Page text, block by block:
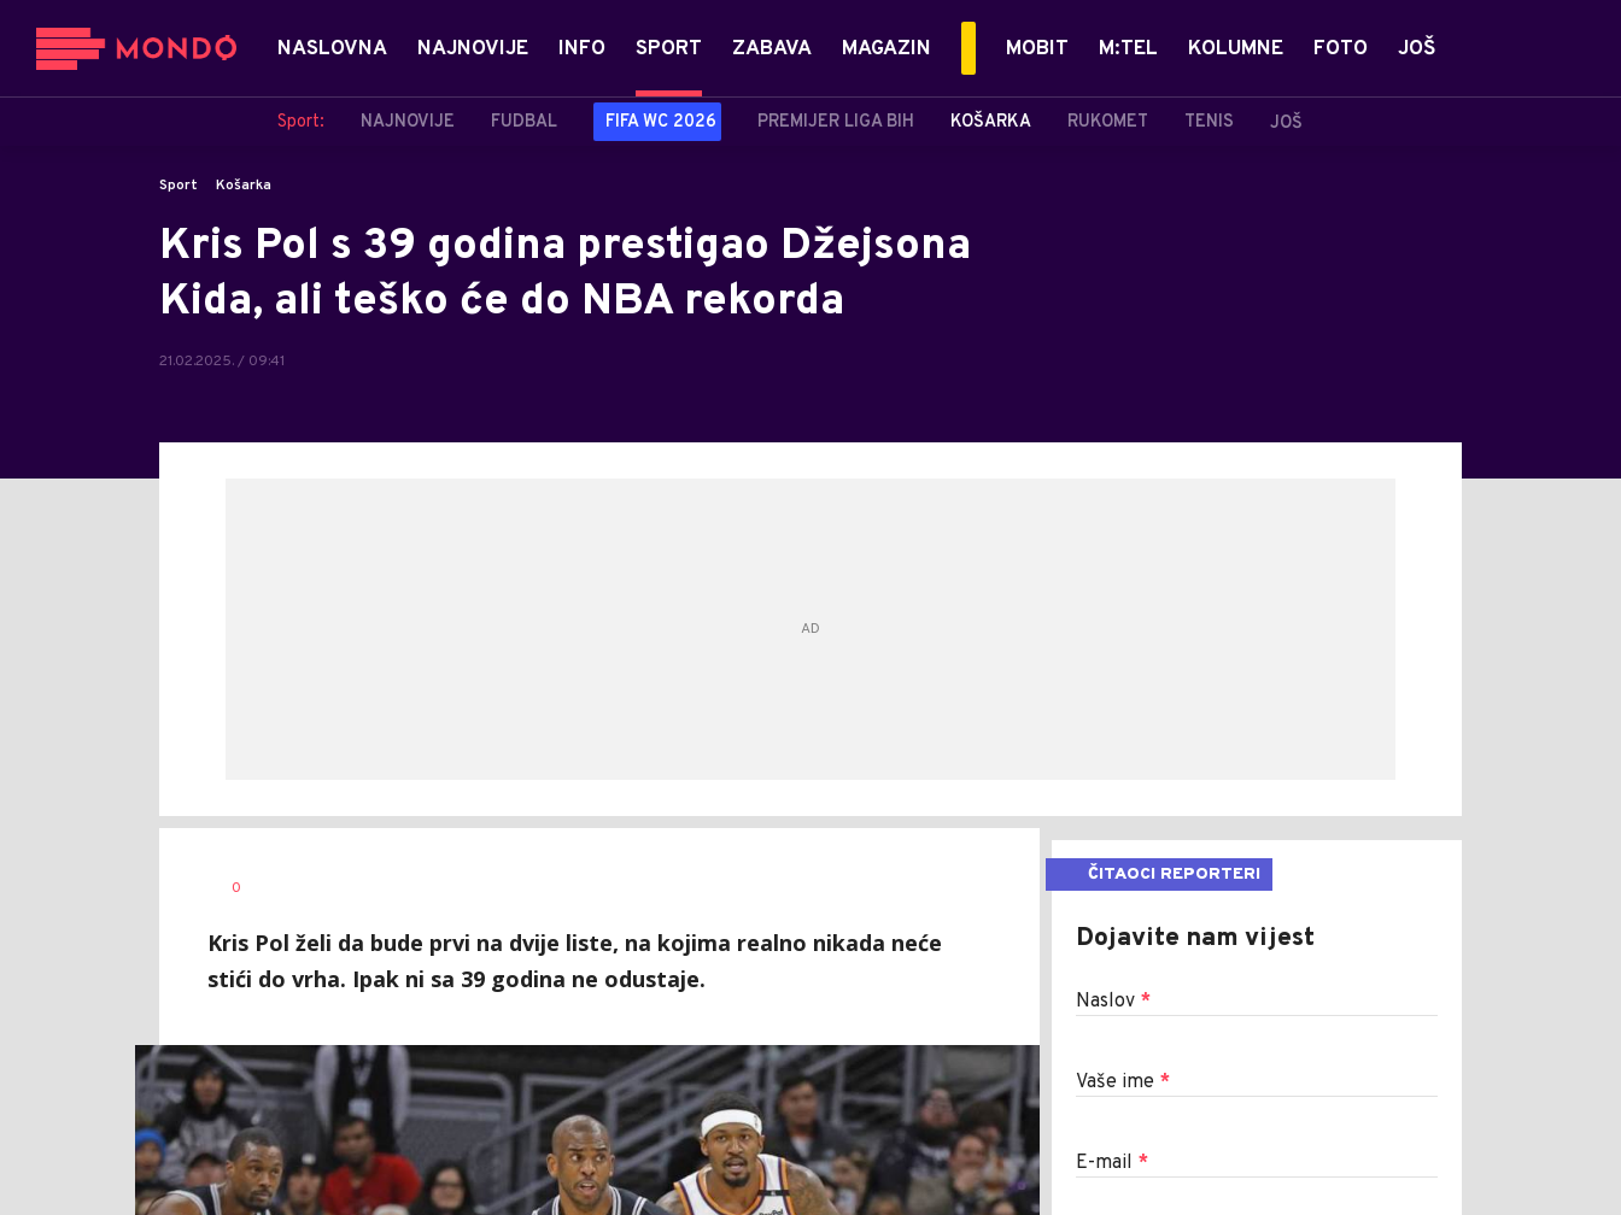
NASLOVNA NAJNOVIJE INFO SPORT
Sport: NAJNOVIJE FUDBAL FIFA WC 2026 PREMIJER LIGA BIH KOŠARKA RUKOMET TENIS JOŠ
ZABAVA MAGAZIN MOBIT M:TEL KOLUMNE FOTO JOŠ
Sport Košarka
Kris Pol s 39 godina prestigao Džejsona
Kida, ali teško će do NBA rekorda
21.02.2025. / 09:41
AUTOR
0
Kris Pol želi da bude prvi na dvije liste, na kojima realno nikada neće
stići do vrha. Ipak ni sa 39 godina ne odustaje.
ČITAOCI REPORTERI
Dojavite nam vijest
Naslov *
Vaše ime *
E-mail *